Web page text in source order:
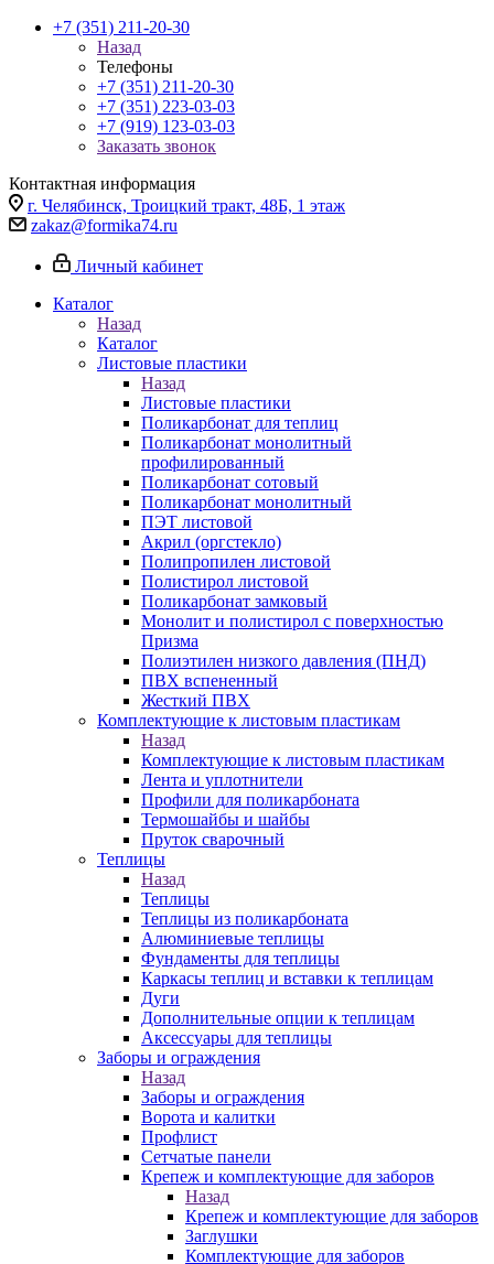
+7 (351) 211-20-30
Назад
Телефоны
+7 (351) 211-20-30
+7 (351) 223-03-03
+7 (919) 123-03-03
Заказать звонок
Контактная информация
г. Челябинск, Троицкий тракт, 48Б, 1 этаж
zakaz@formika74.ru
Личный кабинет
Каталог
Назад
Каталог
Листовые пластики
Назад
Листовые пластики
Поликарбонат для теплиц
Поликарбонат монолитный
профилированный
Поликарбонат сотовый
Поликарбонат монолитный
ПЭТ листовой
Акрил (оргстекло)
Полипропилен листовой
Полистирол листовой
Поликарбонат замковый
Монолит и полистирол с поверхностью
Призма
Полиэтилен низкого давления (ПНД)
ПВХ вспененный
Жесткий ПВХ
Комплектующие к листовым пластикам
Назад
Комплектующие к листовым пластикам
Лента и уплотнители
Профили для поликарбоната
Термошайбы и шайбы
Пруток сварочный
Теплицы
Назад
Теплицы
Теплицы из поликарбоната
Алюминиевые теплицы
Фундаменты для теплицы
Каркасы теплиц и вставки к теплицам
Дуги
Дополнительные опции к теплицам
Аксессуары для теплицы
Заборы и ограждения
Назад
Заборы и ограждения
Ворота и калитки
Профлист
Сетчатые панели
Крепеж и комплектующие для заборов
Назад
Крепеж и комплектующие для заборов
Заглушки
Комплектующие для заборов